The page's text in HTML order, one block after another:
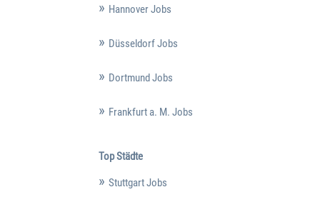
Hannover Jobs
Düsseldorf Jobs
Dortmund Jobs
Frankfurt a. M. Jobs
Top Städte
Stuttgart Jobs